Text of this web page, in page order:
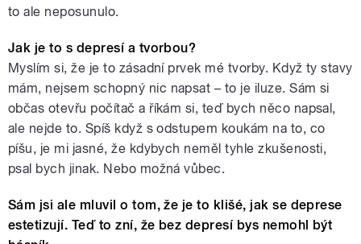
to ale neposunulo.
Jak je to s depresí a tvorbou?
Myslím si, že je to zásadní prvek mé tvorby. Když ty stavy
mám, nejsem schopný nic napsat – to je iluze. Sám si
občas otevřu počítač a říkám si, teď bych něco napsal,
ale nejde to. Spíš když s odstupem koukám na to, co
píšu, je mi jasné, že kdybych neměl tyhle zkušenosti,
psal bych jinak. Nebo možná vůbec.
Sám jsi ale mluvil o tom, že je to klišé, jak se deprese
estetizují. Teď to zní, že bez depresí bys nemohl být